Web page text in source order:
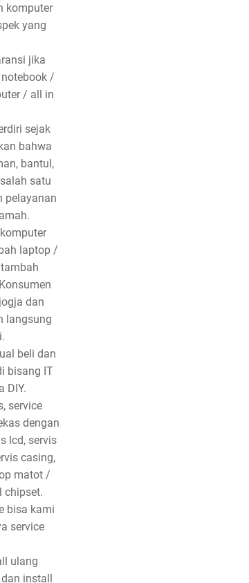
komputer
yang
jika
/
/ all in
sejak
bahwa
bantul,
satu
pelayanan
laptop /
dan
langsung
beli dan
bisang IT
DIY.
service
dengan
lcd, servis
casing,
matot /
chipset.
bisa kami
service
ulang
install